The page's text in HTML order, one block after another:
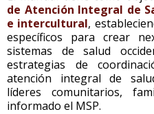
de Atención Integral de
e intercultural,
específicos para crear
sistemas de salud
estrategias de
atención integral de
líderes comunitarios,
informado el MSP.